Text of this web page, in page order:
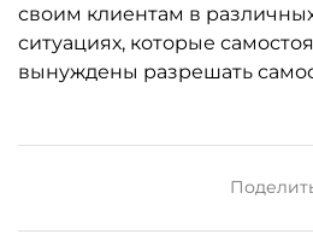
своим клиентам в
ситуациях, которые
вынуждены разрешать